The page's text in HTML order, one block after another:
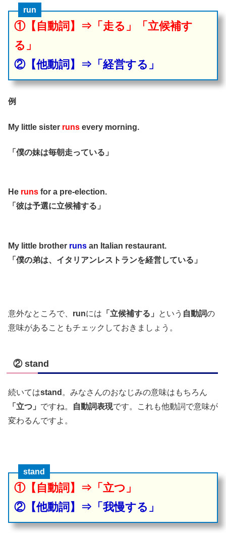
run
①【自動詞】⇒「走る」「立候補す
る」
②【他動詞】⇒「経営する」
例
My little sister runs every morning.
「僕の妹は毎朝走っている」
He runs for a pre-election.
「彼は予選に立候補する」
My little brother runs an Italian restaurant.
「僕の弟は、イタリアンレストランを経営している」
意外なところで、 runには 「立候補する」 という 自動詞の
意味があることもチェックしておきましょう。
② stand
続いてはstand 。みなさんのおなじみの意味はもちろん
「立つ」 ですね。 自動詞表現です。これも他動詞で意味が
変わるんですよ。
stand
①【自動詞】⇒「立つ」
②【他動詞】⇒「我慢する」